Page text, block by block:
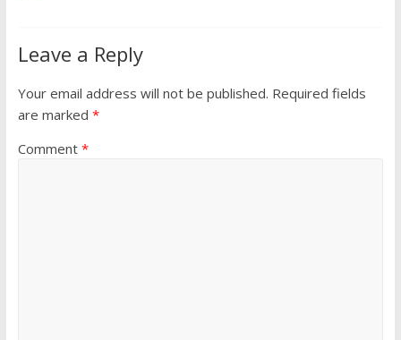
Leave a Reply
Your email address will not be published. Required fields
are marked *
Comment *